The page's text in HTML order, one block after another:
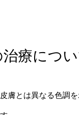
療につ
膚とは異なる色調